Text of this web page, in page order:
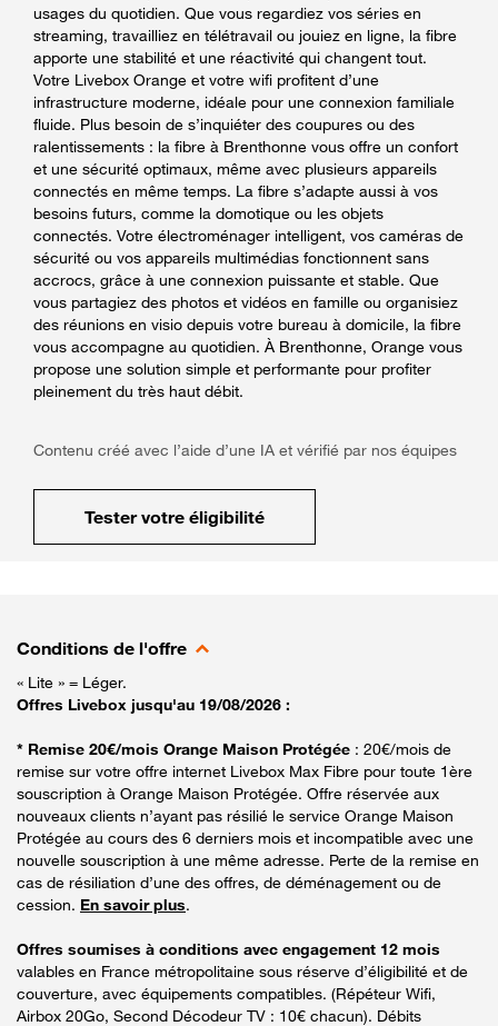
usages du quotidien. Que vous regardiez vos séries en
streaming, travailliez en télétravail ou jouiez en ligne, la fibre
apporte une stabilité et une réactivité qui changent tout.
Votre Livebox Orange et votre wifi profitent d’une
infrastructure moderne, idéale pour une connexion familiale
fluide. Plus besoin de s’inquiéter des coupures ou des
ralentissements : la fibre à Brenthonne vous offre un confort
et une sécurité optimaux, même avec plusieurs appareils
connectés en même temps. La fibre s’adapte aussi à vos
besoins futurs, comme la domotique ou les objets
connectés. Votre électroménager intelligent, vos caméras de
sécurité ou vos appareils multimédias fonctionnent sans
accrocs, grâce à une connexion puissante et stable. Que
vous partagiez des photos et vidéos en famille ou organisiez
des réunions en visio depuis votre bureau à domicile, la fibre
vous accompagne au quotidien. À Brenthonne, Orange vous
propose une solution simple et performante pour profiter
pleinement du très haut débit.
Contenu créé avec l’aide d’une IA et vérifié par nos équipes
Tester votre éligibilité
Conditions de l'offre
« Lite » = Léger.
Offres Livebox jusqu'au 19/08/2026 :
* Remise 20€/mois Orange Maison Protégée : 20€/mois de
remise sur votre offre internet Livebox Max Fibre pour toute 1ère
souscription à Orange Maison Protégée. Offre réservée aux
nouveaux clients n’ayant pas résilié le service Orange Maison
Protégée au cours des 6 derniers mois et incompatible avec une
nouvelle souscription à une même adresse. Perte de la remise en
cas de résiliation d’une des offres, de déménagement ou de
cession. En savoir plus.
Offres soumises à conditions avec engagement 12 mois
valables en France métropolitaine sous réserve d’éligibilité et de
couverture, avec équipements compatibles. (Répéteur Wifi,
Airbox 20Go, Second Décodeur TV : 10€ chacun). Débits